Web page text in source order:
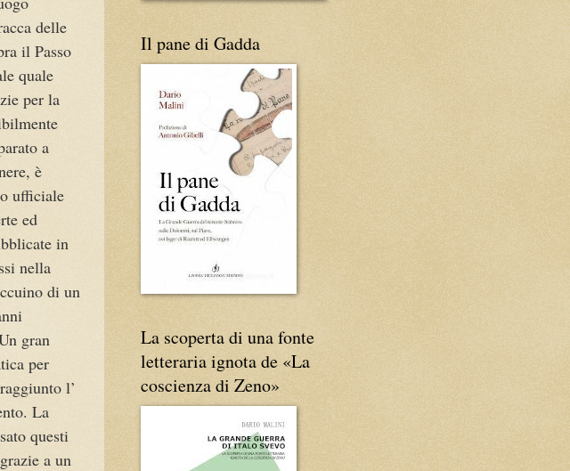
delle
il Passo
quale
per la
a
è
ufficiale
ed
in
nella
di un
gran
per
l’
La
questi
a un
Il pane di Gadda
La scoperta di una fonte
letteraria ignota de «La
coscienza di Zeno»